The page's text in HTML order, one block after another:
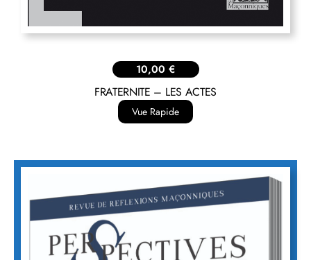
10,00 €
FRATERNITE – LES ACTES
Vue Rapide